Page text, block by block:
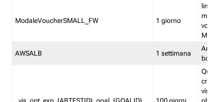
ModaleVoucherSMALL_FW 1 giorno
AWSALB 1 settimana